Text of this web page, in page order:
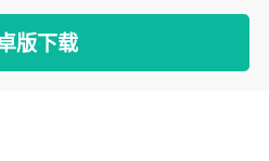
版下载